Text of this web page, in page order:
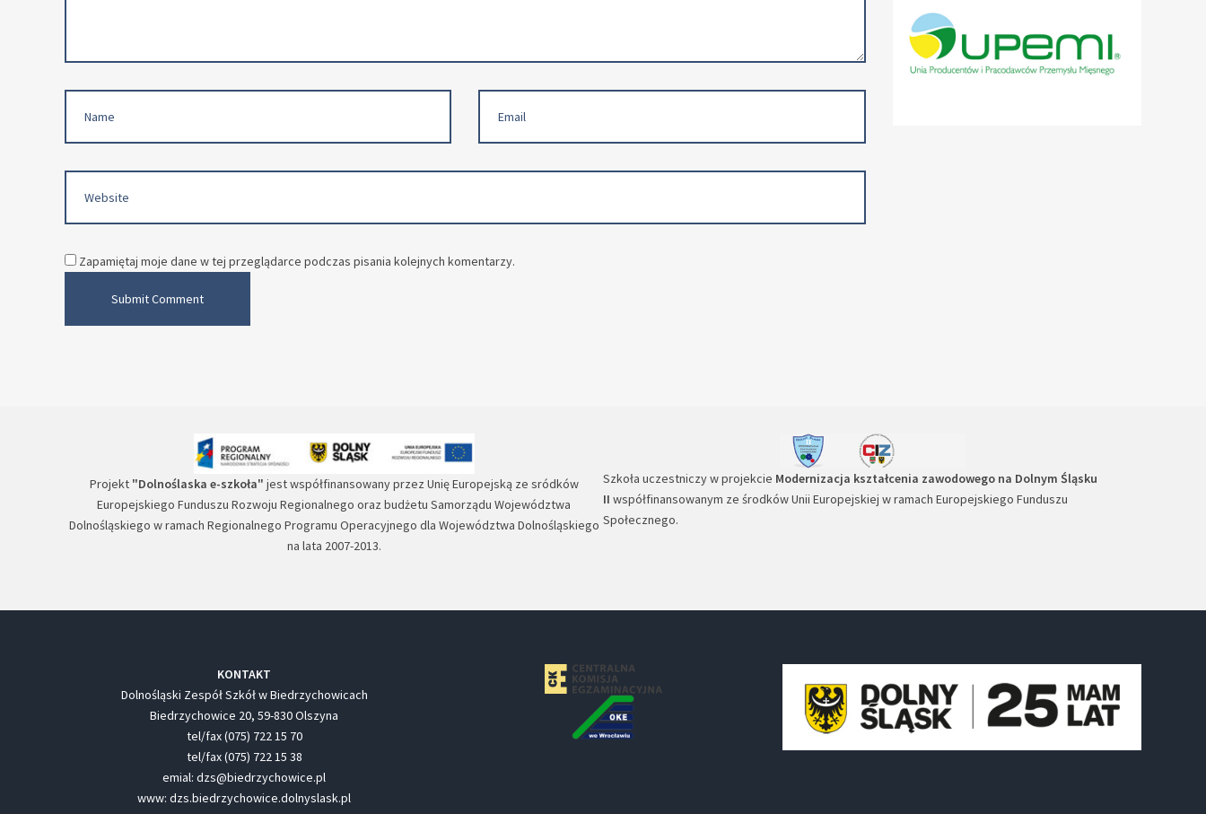
Zapamiętaj moje dane w tej przeglądarce podczas pisania kolejnych komentarzy.
Projekt "Dolnoślaska e-szkoła" jest współfinansowany przez Unię Europejską ze sródków
Europejskiego Funduszu Rozwoju Regionalnego oraz budżetu Samorządu Województwa
Dolnośląskiego w ramach Regionalnego Programu Operacyjnego dla Województwa Dolnośląskiego
na lata 2007-2013.
Szkoła uczestniczy w projekcie Modernizacja kształcenia zawodowego na Dolnym Śląsku
II współfinansowanym ze środków Unii Europejskiej w ramach Europejskiego Funduszu
Społecznego.
KONTAKT
Dolnośląski Zespół Szkół w Biedrzychowicach
Biedrzychowice 20, 59-830 Olszyna
tel/fax (075) 722 15 70
tel/fax (075) 722 15 38
emial: dzs@biedrzychowice.pl
www: dzs.biedrzychowice.dolnyslask.pl